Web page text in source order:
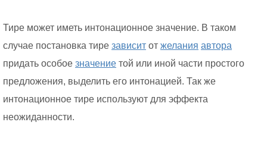
Тире может иметь интонационное значение. В таком
случае постановка тире зависит от желания автора
придать особое значение той или иной части простого
предложения, выделить его интонацией. Так же
интонационное тире используют для эффекта
неожиданности.